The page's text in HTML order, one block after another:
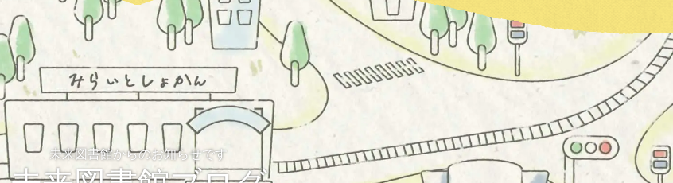
未来図書館からのお知らせです